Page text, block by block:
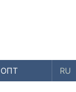
ОПТ RU